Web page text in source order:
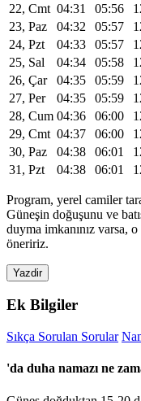
22, Cmt 04:31 05:56
23, Paz
04:32 05:57
24, Pzt
04:33 05:57
25, Sal
04:34 05:58
26, Çar
04:35 05:59
27, Per
04:35 05:59
28, Cum 04:36 06:00
29, Cmt 04:37 06:00
30, Paz
04:38 06:01
31, Pzt
04:38 06:01
Program, yerel camiler
Güneşin doğuşunu ve
duyma imkanınız varsa,
öneririz.
Yazdir
Ek Bilgiler
Sıkça Sorulan Sorular
'da duha namazı ne